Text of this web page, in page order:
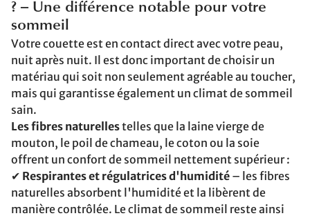
? – Une différence notable pour votre
sommeil
Votre couette est en contact direct avec votre peau,
nuit après nuit. Il est donc important de choisir un
matériau qui soit non seulement agréable au toucher,
mais qui garantisse également un climat de sommeil
sain.
Les fibres naturellestelles que la laine vierge de
mouton, le poil de chameau, le coton ou la soie
offrent un confort de sommeil nettement supérieur :
✔ Respirantes et régulatrices d'humidité – les fibres
naturelles absorbent l'humidité et la libèrent de
manière contrôlée. Le climat de sommeil reste ainsi